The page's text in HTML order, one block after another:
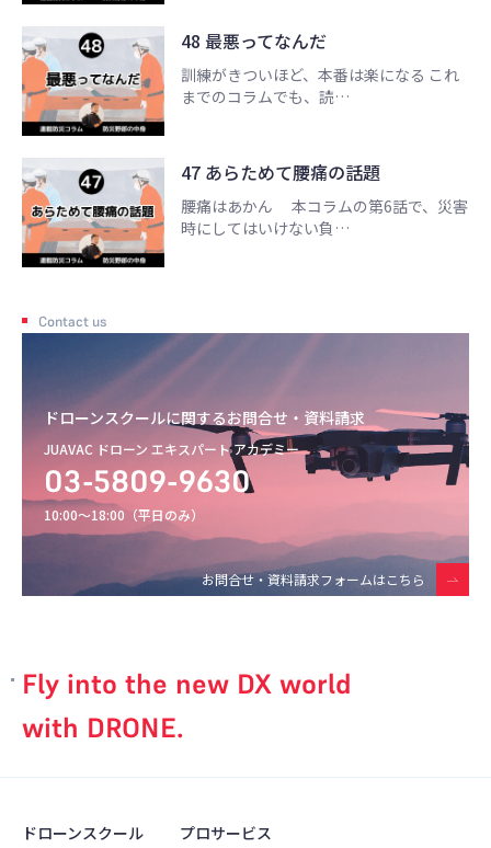
48 最悪ってなんだ
訓練がきついほど、本番は楽になる これ
までのコラムでも、読…
47 あらためて腰痛の話題
腰痛はあかん 本コラムの第6話で、災害
時にしてはいけない負…
Contact us
ドローンスクールに関するお問合せ・資料請求
JUAVAC ドローン エキスパート アカデミー
03-5809-9630
10:00〜18:00（平日のみ）
お問合せ・資料請求フォームはこちら
Fly into the new DX world
with DRONE.
ドローンスクール プロサービス